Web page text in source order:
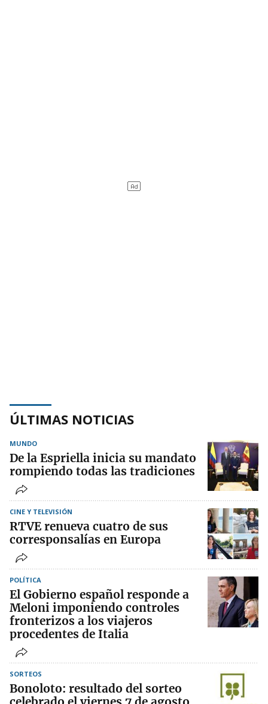
ÚLTIMAS NOTICIAS
MUNDO
De la Espriella inicia su mandato
rompiendo todas las tradiciones
CINE Y TELEVISIÓN
RTVE renueva cuatro de sus
corresponsalías en Europa
POLÍTICA
El Gobierno español responde a
Meloni imponiendo controles
fronterizos a los viajeros
procedentes de Italia
SORTEOS
Bonoloto: resultado del sorteo